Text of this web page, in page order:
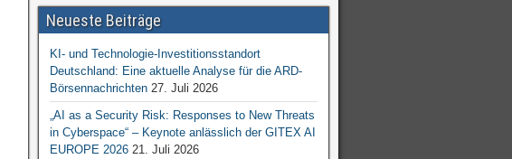
Neueste Beiträge
KI- und Technologie-Investitionsstandort
Deutschland: Eine aktuelle Analyse für die ARD-
Börsennachrichten 27. Juli 2026
„AI as a Security Risk: Responses to New Threats
in Cyberspace“ – Keynote anlässlich der GITEX AI
EUROPE 2026 21. Juli 2026